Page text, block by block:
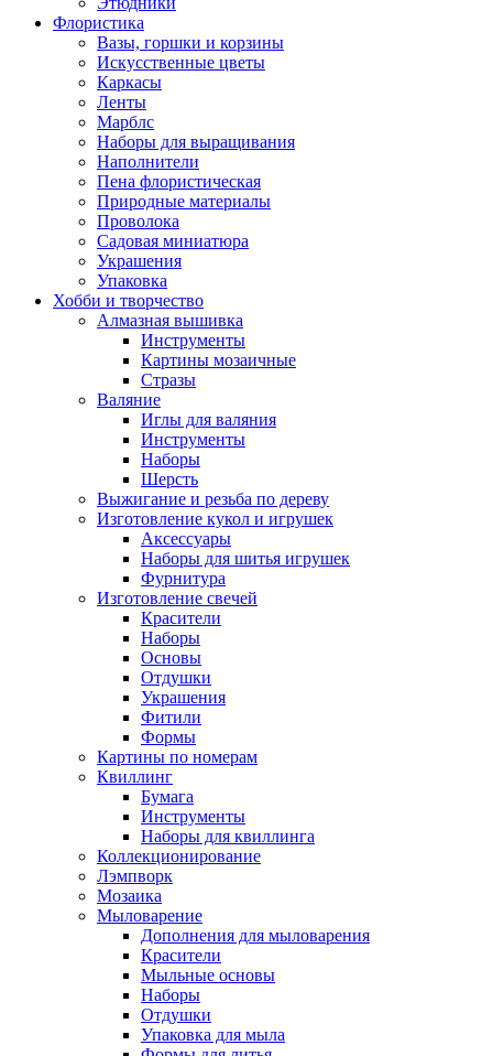
Флористика
Вазы, горшки и корзины
Искусственные цветы
Каркасы
Ленты
Марблс
Наборы для выращивания
Наполнители
Пена флористическая
Природные материалы
Проволока
Садовая миниатюра
Украшения
Упаковка
Хобби и творчество
Алмазная вышивка
Инструменты
Картины мозаичные
Стразы
Валяние
Иглы для валяния
Инструменты
Наборы
Шерсть
Выжигание и резьба по дереву
Изготовление кукол и игрушек
Аксессуары
Наборы для шитья игрушек
Фурнитура
Изготовление свечей
Красители
Наборы
Основы
Отдушки
Украшения
Фитили
Формы
Картины по номерам
Квиллинг
Бумага
Инструменты
Наборы для квиллинга
Коллекционирование
Лэмпворк
Мозаика
Мыловарение
Дополнения для мыловарения
Красители
Мыльные основы
Наборы
Отдушки
Упаковка для мыла